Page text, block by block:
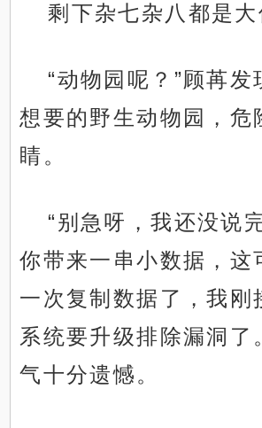
剩下杂七杂八都是大
“动物园呢？”顾苒发
想要的野生动物园，危
睛。
“别急呀，我还没说
你带来一串小数据，这
一次复制数据了，我刚
系统要升级排除漏洞了
气十分遗憾。